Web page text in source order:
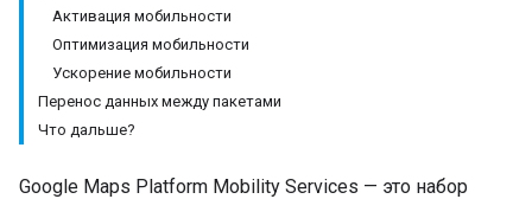
Активация мобильности
Оптимизация мобильности
Ускорение мобильности
Перенос данных между пакетами
Что дальше?
Google Maps Platform Mobility Services — это набор